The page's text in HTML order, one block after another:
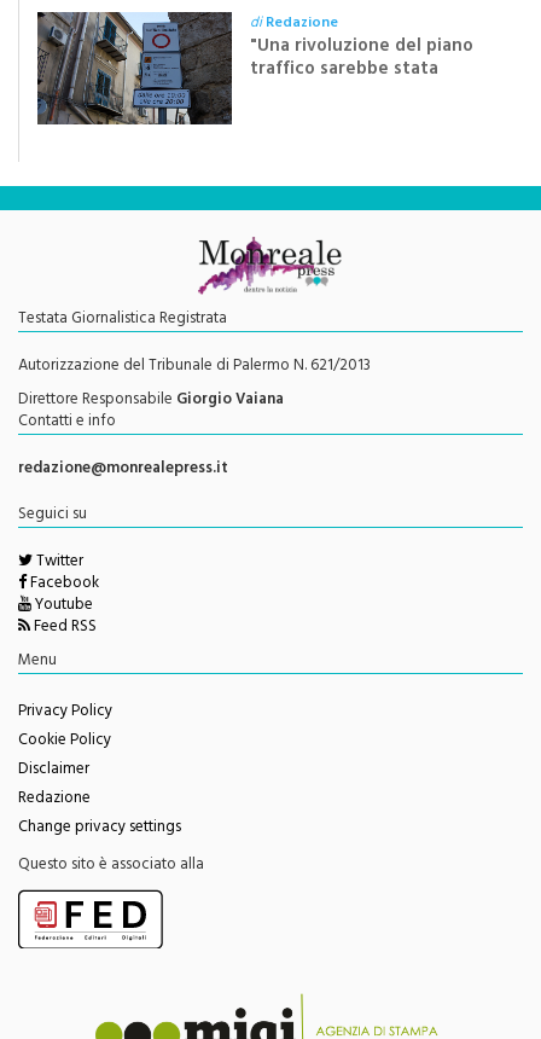
diRedazione
"Una rivoluzione del piano
traffico sarebbe stata
Testata Giornalistica Registrata
Autorizzazione del Tribunale di Palermo N. 621/2013
Direttore Responsabile Giorgio Vaiana
Contatti e info
redazione@monrealepress.it
Seguici su
Twitter
Facebook
Youtube
Feed RSS
Menu
Privacy Policy
Cookie Policy
Disclaimer
Redazione
Change privacy settings
Questo sito è associato alla